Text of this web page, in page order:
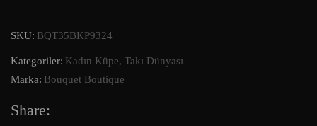
SKU: BQT35BKP9324
Kategoriler: Kadın Küpe, Takı Dünyası
Marka: Bouquet Boutique
Share: